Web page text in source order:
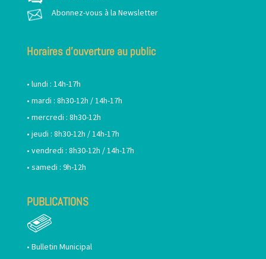
Abonnez-vous à la Newsletter
Horaires d’ouverture au public
• lundi : 14h-17h
• mardi : 8h30-12h / 14h-17h
• mercredi : 8h30-12h
• jeudi : 8h30-12h / 14h-17h
• vendredi : 8h30-12h / 14h-17h
• samedi : 9h-12h
PUBLICATIONS
• Bulletin Municipal